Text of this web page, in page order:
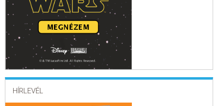
HÍRLEVÉL